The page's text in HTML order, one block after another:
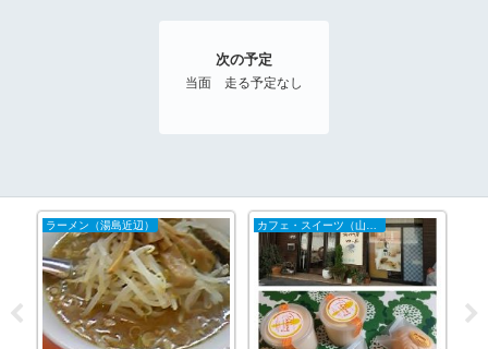
次の予定
当面 走る予定なし
ラーメン（湯島近辺）